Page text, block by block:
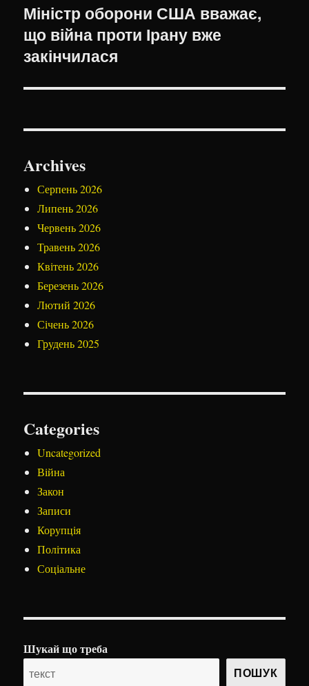
Наступний
запис:
Міністр оборони США вважає,
що війна проти Ірану вже
закінчилася
Archives
Серпень 2026
Липень 2026
Червень 2026
Травень 2026
Квітень 2026
Березень 2026
Лютий 2026
Січень 2026
Грудень 2025
Categories
Uncategorized
Війна
Закон
Записи
Корупція
Політика
Соціальне
Шукай що треба
ПОШУК